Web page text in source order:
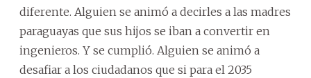
diferente. Alguien se animó a decirles a las madres
paraguayas que sus hijos se iban a convertir en
ingenieros. Y se cumplió. Alguien se animó a
desafiar a los ciudadanos que si para el 2035